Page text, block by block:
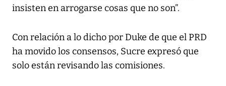
insisten en arrogarse cosas que no son”.
Con relación a lo dicho por Duke de que el PRD
ha movido los consensos, Sucre expresó que
solo están revisando las comisiones.